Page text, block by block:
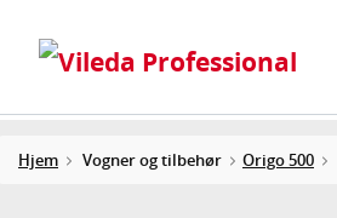
Hjem Vogner og tilbehør Origo 500